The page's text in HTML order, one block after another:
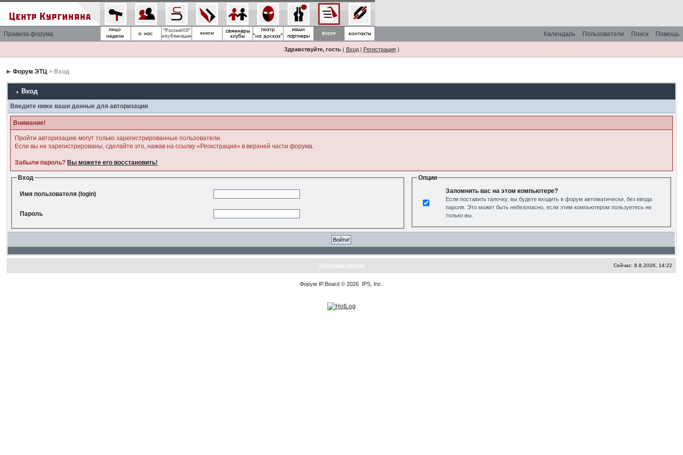
Правила форума Помощь
Поиск
Пользователи
Календарь
Здравствуйте, гость( Вход| Регистрация)
Форум ЭТЦ > Вход
Вход
Введите ниже ваши данные для авторизации
Внимание!
Пройти авторизацию могут только зарегистрированные пользователи.
Если вы не зарегистрированы, сделайте это, нажав на ссылку «Регистрация» в верхней части форума.
Забыли пароль? Вы можете его восстановить!
Вход
Имя пользователя (login)
Пароль
Опции
Запомнить вас на этом компьютере?
Если поставить галочку, вы будете входить в форум автоматически, без ввода
пароля. Это может быть небезопасно, если этим компьютером пользуетесь не
только вы.
Текстовая версия Сейчас: 8.8.2026, 14:22
Форум IP.Board © 2026 IPS, Inc